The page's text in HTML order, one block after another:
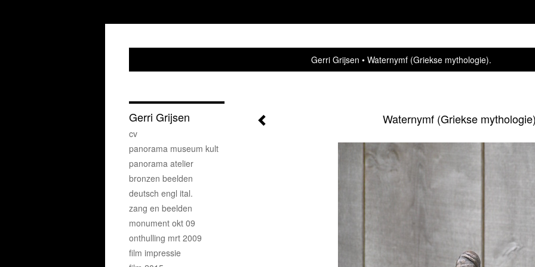
Gerri Grijsen Waternymf (Griekse mythologie).
Waternymf (Griekse
Gerri Grijsen
cv
panorama museum kult
panorama atelier
bronzen beelden
deutsch engl ital.
zang en beelden
monument okt 09
onthulling mrt 2009
film impressie